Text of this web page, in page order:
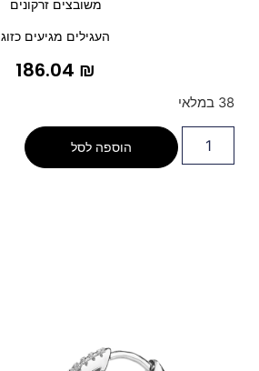
משובצים זרקונים
העגילים מגיעים כזוג
186.04 ₪
38 במלאי
הוספה לסל